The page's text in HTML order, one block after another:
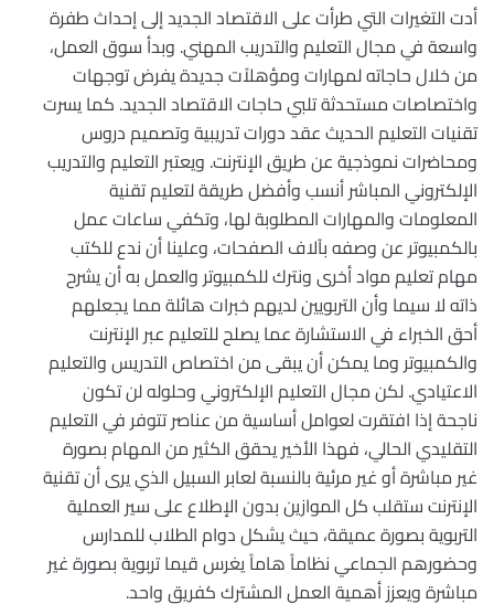
أدت التغيرات التي طرأت على الاقتصاد الجديد إلى إحداث طفرة
واسعة في مجال التعليم والتدريب المهني. وبدأ سوق العمل،
من خلال حاجاته لمهارات ومؤهلاًت جديدة يفرض توجهات
واختصاصات مستحدثة تلبي حاجات الاقتصاد الجديد. كما يسرت
تقنيات التعليم الحديث عقد دورات تدريبية وتصميم دروس
ومحاضرات نموذجية عن طريق الإنترنت. ويعتبر التعليم والتدريب
الإلكتروني المباشر أنسب وأفضل طريقة لتعليم تقنية
المعلومات والمهارات المطلوبة لها، وتكفي ساعات عمل
بالكمبيوتر عن وصفه بآلاف الصفحات، وعلينا أن ندع للكتب
مهام تعليم مواد أخرى ونترك للكمبيوتر والعمل به أن يشرح
ذاته لا سيما وأن التربويين لديهم خبرات هائلة مما يجعلهم
أحق الخبراء في الاستشارة عما يصلح للتعليم عبر الإنترنت
والكمبيوتر وما يمكن أن يبقى من اختصاص التدريس والتعليم
الاعتيادي. لكن مجال التعليم الإلكتروني وحلوله لن تكون
ناجحة إذا افتقرت لعوامل أساسية من عناصر تتوفر في التعليم
التقليدي الحالي، فهذا الأخير يحقق الكثير من المهام بصورة
غير مباشرة أو غير مرئية بالنسبة لعابر السبيل الذي يرى أن تقنية
الإنترنت ستقلب كل الموازين بدون الإطلاع على سير العملية
التربوية بصورة عميقة، حيث يشكل دوام الطلاب للمدارس
وحضورهم الجماعي نظاماً هاماً يغرس قيما تربوية بصورة غير
مباشرة ويعزز أهمية العمل المشترك كفريق واحد.